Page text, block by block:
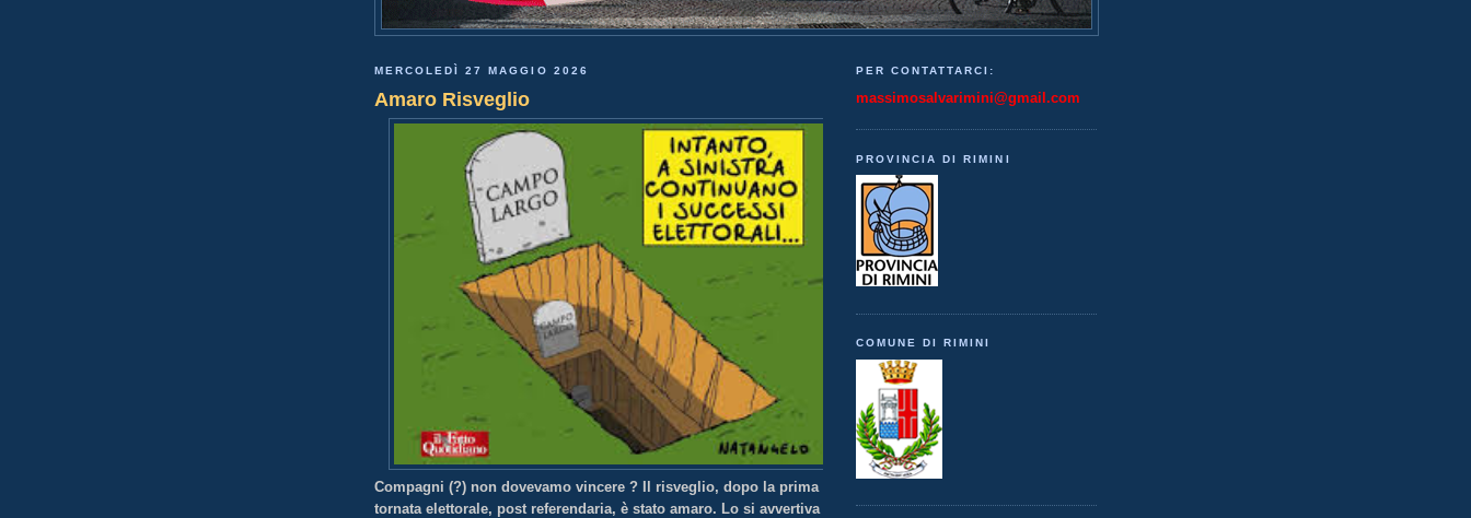
MERCOLEDÌ 27 MAGGIO 2026
Amaro Risveglio
Compagni (?) non dovevamo vincere ? Il risveglio, dopo la prima
tornata elettorale, post referendaria, è stato amaro. Lo si avvertiva
PER CONTATTARCI:
massimosalvarimini@gmail.com
PROVINCIA DI RIMINI
COMUNE DI RIMINI